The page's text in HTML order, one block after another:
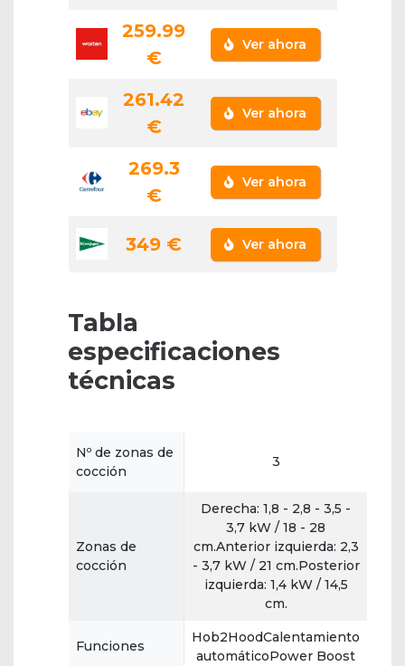
259.99
€
Ver ahora
261.42
€
Ver ahora
269.3
€
Ver ahora
349 € Ver ahora
Tabla
especificaciones
técnicas
Nº de zonas de
cocción
3
Zonas de
cocción
Derecha: 1,8 - 2,8 - 3,5 -
3,7 kW / 18 - 28
cm.Anterior izquierda: 2,3
- 3,7 kW / 21 cm.Posterior
izquierda: 1,4 kW / 14,5
cm.
Funciones
Hob2HoodCalentamiento
automáticoPower Boost